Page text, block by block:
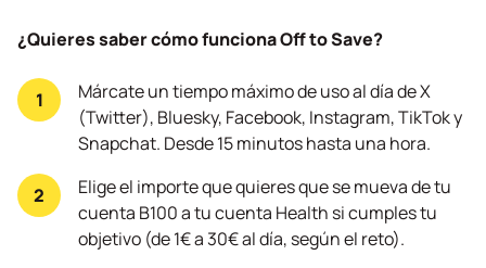
¿Quieres saber cómo funciona Off to Save?
Márcate un tiempo máximo de uso al día de X
(Twitter), Bluesky, Facebook, Instagram, TikTok y
Snapchat. Desde 15 minutos hasta una hora.
Elige el importe que quieres que se mueva de tu
cuenta B100 a tu cuenta Health si cumples tu
objetivo (de 1€ a 30€ al día, según el reto).